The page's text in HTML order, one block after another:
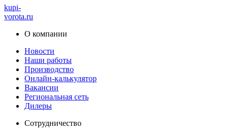
kupi-
vorota.ru
О компании
Новости
Наши работы
Производство
Онлайн-калькулятор
Вакансии
Региональная сеть
Дилеры
Сотрудничество